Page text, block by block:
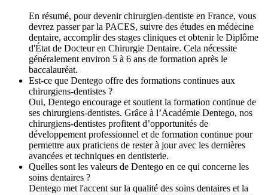
En résumé, pour devenir chirurgien-dentiste en France, vous
devrez passer par la PACES, suivre des études en médecine
dentaire, accomplir des stages cliniques et obtenir le Diplôme
d'État de Docteur en Chirurgie Dentaire. Cela nécessite
généralement environ 5 à 6 ans de formation après le
baccalauréat.
Est-ce que Dentego offre des formations continues aux
chirurgiens-dentistes ?
Oui, Dentego encourage et soutient la formation continue de
ses chirurgiens-dentistes. Grâce à l’Académie Dentego, nos
chirurgiens-dentistes profitent d’opportunités de
développement professionnel et de formation continue pour
permettre aux praticiens de rester à jour avec les dernières
avancées et techniques en dentisterie.
Quelles sont les valeurs de Dentego en ce qui concerne les
soins dentaires ?
Dentego met l'accent sur la qualité des soins dentaires et la